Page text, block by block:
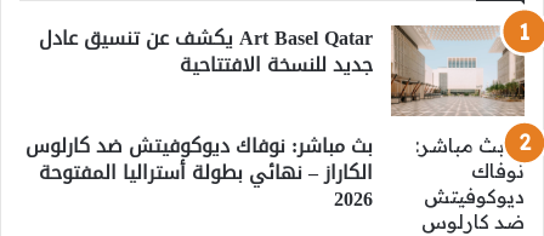
Art Basel Qatar يكشف عن تنسيق عادل
جديد للنسخة الافتتاحية
بث مباشر: نوفاك ديوكوفيتش ضد كارلوس
الكاراز – نهائي بطولة أستراليا المفتوحة
2026